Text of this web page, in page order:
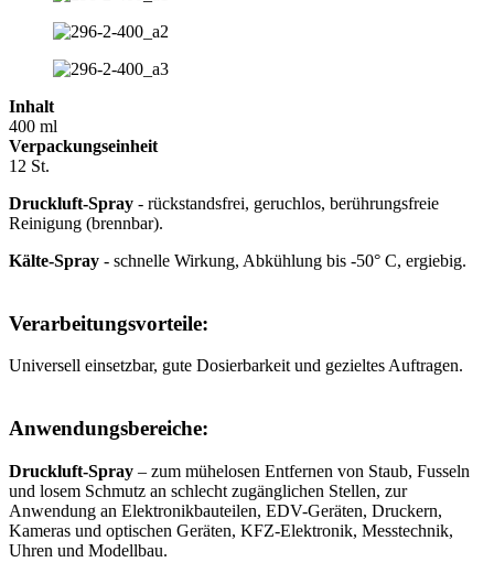
Inhalt
400 ml
Verpackungseinheit
12 St.
Druckluft-Spray - rückstandsfrei, geruchlos, berührungsfreie
Reinigung (brennbar).
Kälte-Spray - schnelle Wirkung, Abkühlung bis -50° C, ergiebig.
Verarbeitungsvorteile:
Universell einsetzbar, gute Dosierbarkeit und gezieltes Auftragen.
Anwendungsbereiche:
Druckluft-Spray – zum mühelosen Entfernen von Staub, Fusseln
und losem Schmutz an schlecht zugänglichen Stellen, zur
Anwendung an Elektronikbauteilen, EDV-Geräten, Druckern,
Kameras und optischen Geräten, KFZ-Elektronik, Messtechnik,
Uhren und Modellbau.